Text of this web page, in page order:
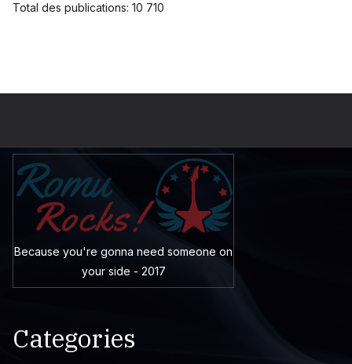
Total des publications: 10 710
Because you're gonna need someone on
your side - 2017
Categories